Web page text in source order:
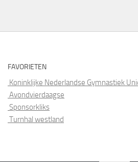
FAVORIETEN
Koninklijke Nederlandse Gymnastiek
Avondvierdaagse
Sponsorkliks
Turnhal westland